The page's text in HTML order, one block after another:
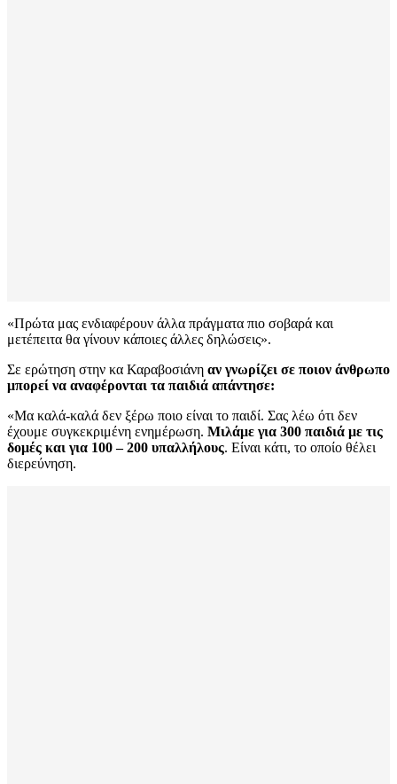
«Πρώτα μας ενδιαφέρουν άλλα πράγματα πιο σοβαρά και
μετέπειτα θα γίνουν κάποιες άλλες δηλώσεις».
Σε ερώτηση στην κα Καραβοσιάνη αν γνωρίζει σε ποιον άνθρωπο
μπορεί να αναφέρονται τα παιδιά απάντησε:
«Μα καλά-καλά δεν ξέρω ποιο είναι το παιδί. Σας λέω ότι δεν
έχουμε συγκεκριμένη ενημέρωση. Μιλάμε για 300 παιδιά με τις
δομές και για 100 – 200 υπαλλήλους. Είναι κάτι, το οποίο θέλει
διερεύνηση.